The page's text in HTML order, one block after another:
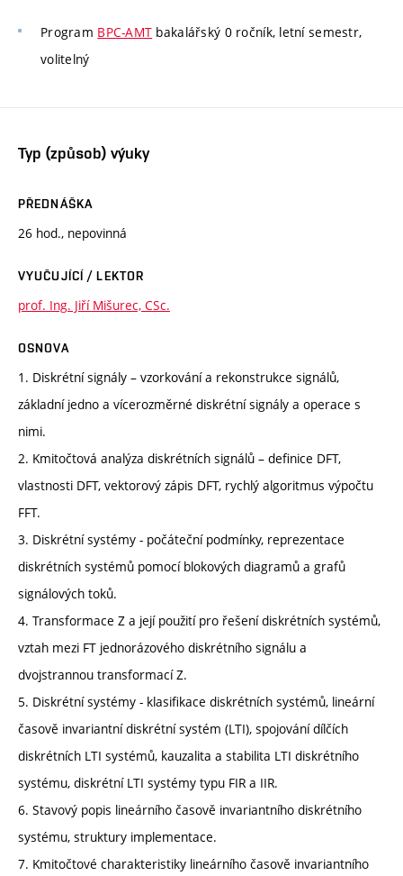
Program BPC-AMT bakalářský 0 ročník, letní semestr,
volitelný
Typ (způsob) výuky
PŘEDNÁŠKA
26 hod., nepovinná
VYUČUJÍCÍ / LEKTOR
prof. Ing. Jiří Mišurec, CSc.
OSNOVA
1. Diskrétní signály – vzorkování a rekonstrukce signálů,
základní jedno a vícerozměrné diskrétní signály a operace s
nimi.
2. Kmitočtová analýza diskrétních signálů – definice DFT,
vlastnosti DFT, vektorový zápis DFT, rychlý algoritmus výpočtu
FFT.
3. Diskrétní systémy - počáteční podmínky, reprezentace
diskrétních systémů pomocí blokových diagramů a grafů
signálových toků.
4. Transformace Z a její použití pro řešení diskrétních systémů,
vztah mezi FT jednorázového diskrétního signálu a
dvojstrannou transformací Z.
5. Diskrétní systémy - klasifikace diskrétních systémů, lineární
časově invariantní diskrétní systém (LTI), spojování dílčích
diskrétních LTI systémů, kauzalita a stabilita LTI diskrétního
systému, diskrétní LTI systémy typu FIR a IIR.
6. Stavový popis lineárního časově invariantního diskrétního
systému, struktury implementace.
7. Kmitočtové charakteristiky lineárního časově invariantního